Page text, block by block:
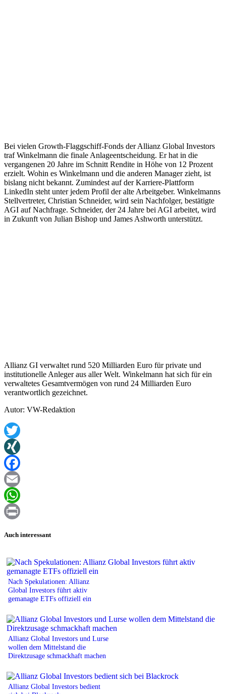
Bei vielen Growth-Flaggschiff-Fonds der Allianz Global Investors
traf Winkelmann die finale Anlageentscheidung. Er hat in die
vergangenen 20 Jahre im Schnitt Rendite in Höhe von 12 Prozent
erzielt. Wohin es Winkelmann und die anderen Manager zieht, ist
bislang nicht bekannt. Zumindest auf der Karriere-Plattform
LinkedIn steht unter jedem Profil der alte Arbeitgeber. Winkelmanns
Stellvertreter, Christian Schneider, wird sein Nachfolger, bestätigte
AGI auf Nachfrage. Schneider, der 24 Jahre bei AGI arbeitet, wird
in Zukunft von Julian Bishop und James Ashworth unterstützt.
Allianz GI verwaltet rund 520 Milliarden Euro für private und
institutionelle Anleger aus aller Welt. Winkelmann hat sich für ein
verwaltetes Gesamtvermögen von rund 24 Milliarden Euro
verantwortlich gezeichnet.
Autor: VW-Redaktion
Twitter
XING
Facebook
Email
WhatsApp
Auch interessant
Nach Spekulationen: Allianz
Global Investors führt aktiv
gemanagte ETFs offiziell ein
Allianz Global Investors und Lurse
wollen dem Mittelstand die
Direktzusage schmackhaft machen
Allianz Global Investors bedient